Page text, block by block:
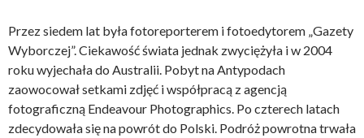
Przez siedem lat była fotoreporterem i fotoedytorem „Gazety
Wyborczej”. Ciekawość świata jednak zwyciężyła i w 2004
roku wyjechała do Australii. Pobyt na Antypodach
zaowocował setkami zdjęć i współpracą z agencją
fotograficzną Endeavour Photographics. Po czterech latach
zdecydowała się na powrót do Polski. Podróż powrotna trwała